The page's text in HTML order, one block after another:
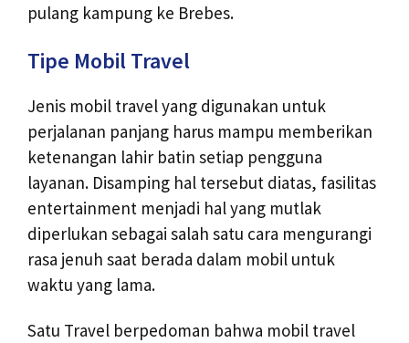
pulang kampung ke Brebes.
Tipe Mobil Travel
Jenis mobil travel yang digunakan untuk
perjalanan panjang harus mampu memberikan
ketenangan lahir batin setiap pengguna
layanan. Disamping hal tersebut diatas, fasilitas
entertainment menjadi hal yang mutlak
diperlukan sebagai salah satu cara mengurangi
rasa jenuh saat berada dalam mobil untuk
waktu yang lama.
Satu Travel berpedoman bahwa mobil travel